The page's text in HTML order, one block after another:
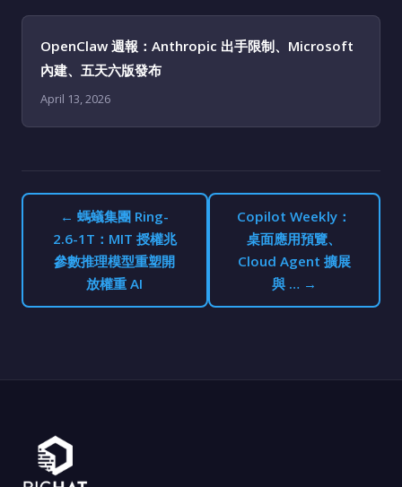
OpenClaw 週報：Anthropic 出手限制、Microsoft
內建、五天六版發布
April 13, 2026
← 螞蟻集團 Ring-
2.6-1T：MIT 授權兆
參數推理模型重塑開
放權重 AI
Copilot Weekly：
桌面應用預覽、
Cloud Agent 擴展
與 … →